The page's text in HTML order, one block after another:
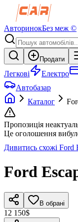
АвторинокБез меж ©
Продати
Легкові Електро
Автобазар
Каталог
Пропозиція
Це оголошення
Дивитись схожі Ford
Ford
В обрані
12 150$